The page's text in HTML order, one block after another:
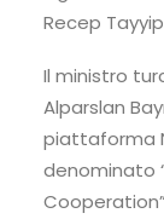
Recep
Il ministro
Alparslan
piattaforma
denominato